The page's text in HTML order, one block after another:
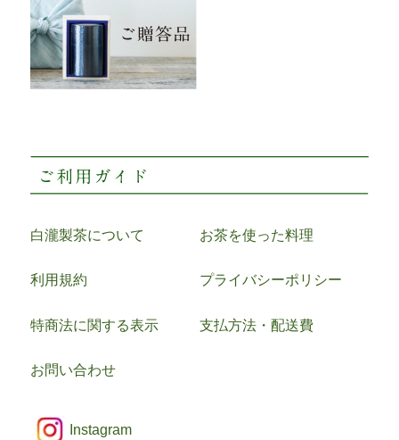
白瀧製茶について お茶を使った料理
利用規約 プライバシーポリシー
特商法に関する表示 支払方法・配送費
お問い合わせ
Instagram